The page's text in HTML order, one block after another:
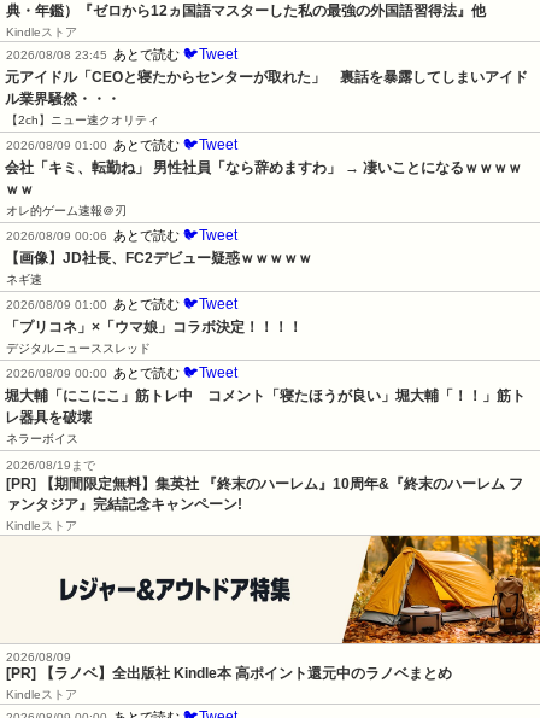
典・年鑑）『ゼロから12ヵ国語マスターした私の最強の外国語習得法』他
Kindleストア
2026/08/08 23:45
あとで読む 🐦Tweet
元アイドル「CEOと寝たからセンターが取れた」　裏話を暴露してしまいアイド
ル業界騒然・・・
【2ch】ニュー速クオリティ
2026/08/09 01:00
あとで読む 🐦Tweet
会社「キミ、転勤ね」 男性社員「なら辞めますわ」 → 凄いことになるｗｗｗｗ
ｗｗ
オレ的ゲーム速報＠刃
2026/08/09 00:06
あとで読む 🐦Tweet
【画像】JD社長、FC2デビュー疑惑ｗｗｗｗｗ
ネギ速
2026/08/09 01:00
あとで読む 🐦Tweet
「プリコネ」×「ウマ娘」コラボ決定！！！！
デジタルニューススレッド
2026/08/09 00:00
あとで読む 🐦Tweet
堀大輔「にこにこ」筋トレ中　コメント「寝たほうが良い」堀大輔「！！」筋ト
レ器具を破壊
ネラーボイス
2026/08/19まで
[PR] 【期間限定無料】集英社 『終末のハーレム』10周年&『終末のハーレム フ
ァンタジア』完結記念キャンペーン!
Kindleストア
2026/08/09
[PR] 【ラノベ】全出版社 Kindle本 高ポイント還元中のラノベまとめ
Kindleストア